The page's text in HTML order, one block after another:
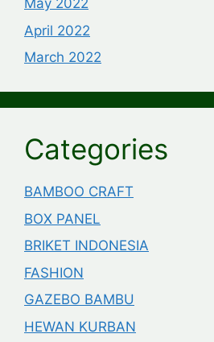
May 2022
April 2022
March 2022
Categories
BAMBOO CRAFT
BOX PANEL
BRIKET INDONESIA
FASHION
GAZEBO BAMBU
HEWAN KURBAN